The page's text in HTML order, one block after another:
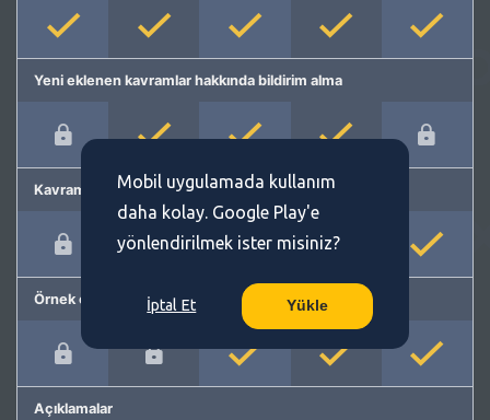
Yeni eklenen kavramlar hakkında bildirim alma
Kavram önerme
Örnek cümleler
Açıklamalar
Mobil uygulamada kullanım
daha kolay. Google Play'e
yönlendirilmek ister misiniz?
İptal Et Yükle